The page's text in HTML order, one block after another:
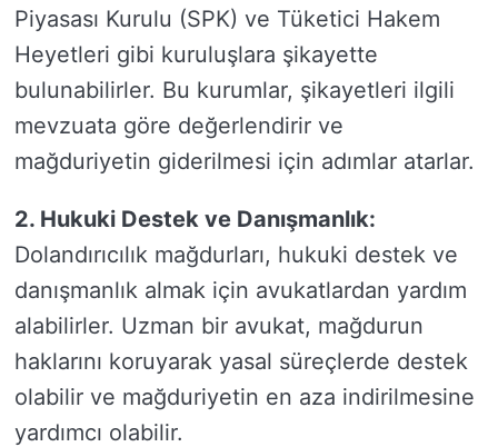
Piyasası Kurulu (SPK) ve Tüketici Hakem
Heyetleri gibi kuruluşlara şikayette
bulunabilirler. Bu kurumlar, şikayetleri ilgili
mevzuata göre değerlendirir ve
mağduriyetin giderilmesi için adımlar atarlar.
2. Hukuki Destek ve Danışmanlık:
Dolandırıcılık mağdurları, hukuki destek ve
danışmanlık almak için avukatlardan yardım
alabilirler. Uzman bir avukat, mağdurun
haklarını koruyarak yasal süreçlerde destek
olabilir ve mağduriyetin en aza indirilmesine
yardımcı olabilir.